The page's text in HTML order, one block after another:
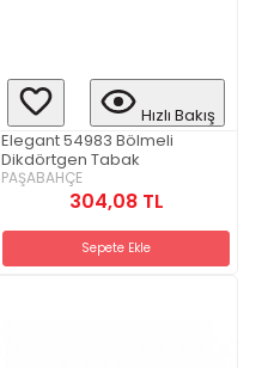
Hızlı Bakış
Elegant 54983 Bölmeli
Dikdörtgen Tabak
PAŞABAHÇE
304,08 TL
Sepete Ekle